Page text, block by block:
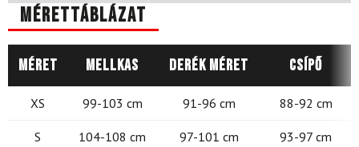
Mérettáblázat
Méret Mellkas Derék méret Csípő
XS 99-103 cm 91-96 cm 88-92 cm
S 104-108 cm 97-101 cm 93-97 cm